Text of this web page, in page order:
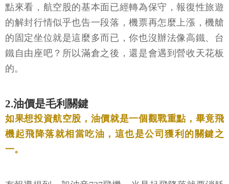
點來看，航空股的基本面已經轉為保守，報復性旅遊
的解封行情似乎也告一段落，機票再怎麼上漲，機艙
的固定坐位就是這麼多而已，你也沒辦法像高鐵、台
鐵自由座吧？所以滿倉之後，還是會遇到營收天花板
的。
2.油價是毛利關鍵
如果想投資航空股，油價就是一個觀戰重點，畢竟飛
機起飛降落就相當吃油，這也是公司獲利的關鍵之
一。